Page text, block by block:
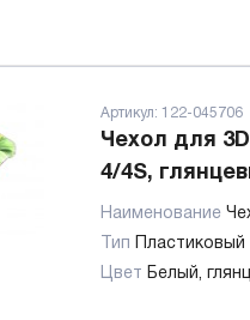
Артикул: 122-045706
Чехол для
4/4S,
Наименование
Тип
Пластиковый
Цвет Белый,